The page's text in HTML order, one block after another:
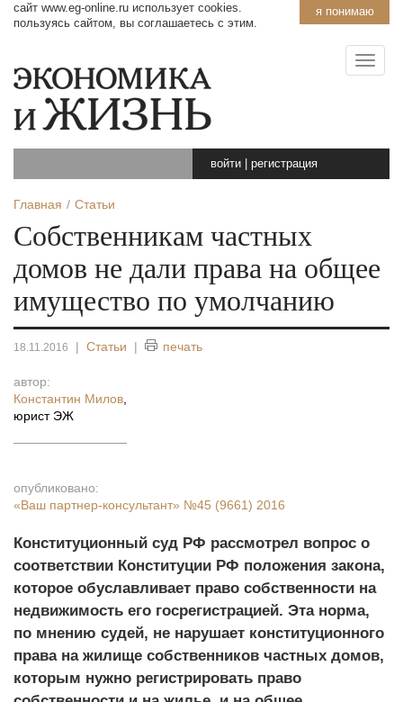
я понимаю
сайт www.eg-online.ru использует cookies.
пользуясь сайтом, вы соглашаетесь с этим.
войти регистрация
Главная Статьи
Собственникам частных
домов не дали права на общее
имущество по умолчанию
18.11.2016 | Статьи | печать
автор:
Константин Милов
юрист ЭЖ
опубликовано:
«Ваш партнер-консультант» №45 (9661) 2016
Конституционный суд РФ рассмотрел вопрос о
соответствии Конституции РФ положения закона,
которое обуславливает право собственности на
недвижимость его госрегистрацией. Эта норма,
по мнению судей, не нарушает конституционного
права на жилище собственников частных домов,
которым нужно регистрировать право